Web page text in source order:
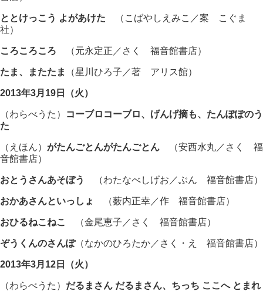
ととけっこう よがあけた （こばやしえみこ／案 こぐま
社）
ころころころ （元永定正／さく 福音館書店）
たま、またたま （星川ひろ子／著 アリス館）
2013年3月19日（火）
（わらべうた）
コーブロコーブロ、げんげ摘も、たんぽぽのう
た
（えほん） がたんごとんがたんごとん （安西水丸／さく 福
音館書店）
おとうさんあそぼう （わたなべしげお／ぶん 福音館書店）
おかあさんといっしょ （薮内正幸／作 福音館書店）
おひるねこねこ （金尾恵子／さく 福音館書店）
ぞうくんのさんぽ（なかのひろたか／さく・え 福音館書店）
2013年3月12日（火）
（わらべうた） だるまさん だるまさん、ちっち ここへ とまれ